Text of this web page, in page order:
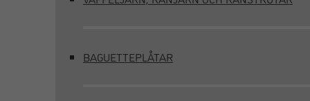
BAGUETTEPLÅTAR